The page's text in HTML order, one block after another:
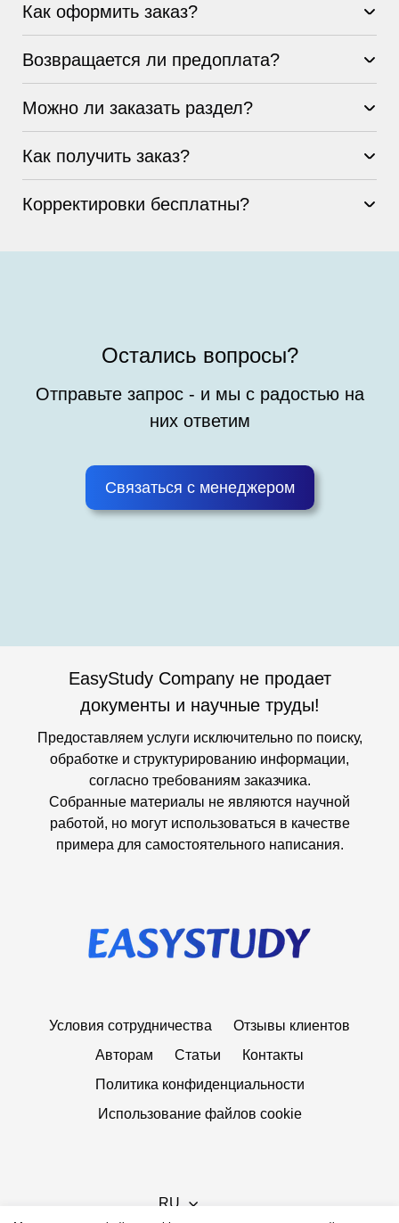
Как оформить заказ?
Возвращается ли предоплата?
Можно ли заказать раздел?
Как получить заказ?
Корректировки бесплатны?
Остались вопросы?
Отправьте запрос - и мы с радостью на
них ответим
Связаться с менеджером
EasyStudy Company не продает
документы и научные труды!
Предоставляем услуги исключительно по поиску,
обработке и структурированию информации,
согласно требованиям заказчика.
Собранные материалы не являются научной
работой, но могут использоваться в качестве
примера для самостоятельного написания.
Условия сотрудничества
Отзывы клиентов
Авторам
Статьи
Контакты
Политика конфиденциальности
Использование файлов cookie
RU